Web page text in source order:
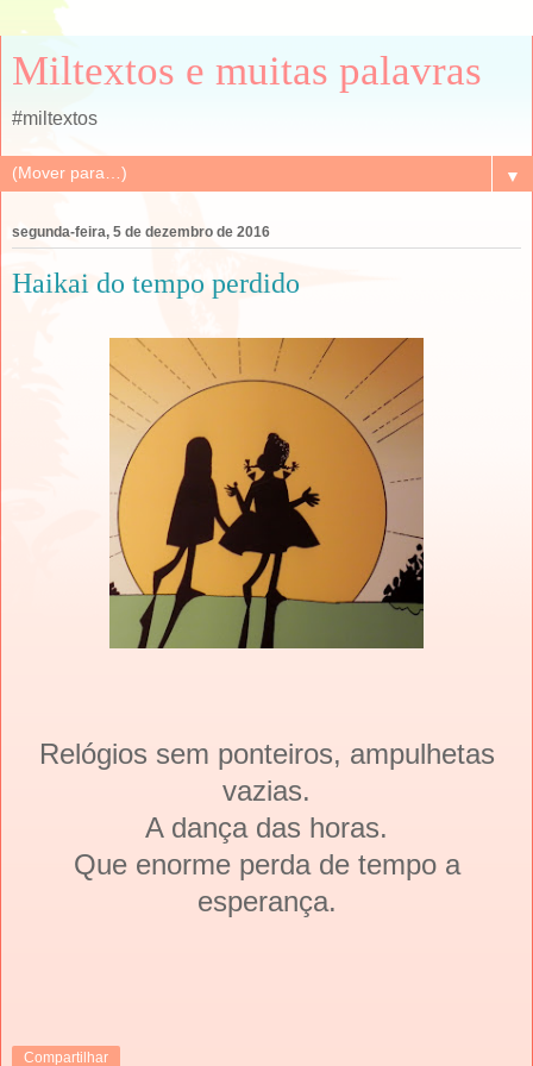
Miltextos e muitas palavras
#miltextos
▼
segunda-feira, 5 de dezembro de 2016
Haikai do tempo perdido
Relógios sem ponteiros, ampulhetas
vazias.
A dança das horas.
Que enorme perda de tempo a
esperança.
Compartilhar